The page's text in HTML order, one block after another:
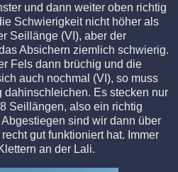
und dann weiter oben richtig
Schwierigkeit nicht höher als
Seillänge (VI), aber der
Absichern ziemlich schwierig.
Fels dann brüchig und die
auch nochmal (VI), so muss
dahinschleichen. Es stecken nur
Seillängen, also ein richtig
sind wir dann über
gut funktioniert hat. Immer
an der Lali.